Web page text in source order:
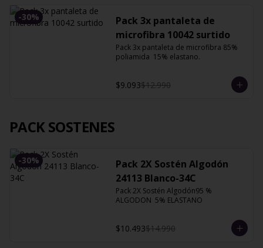
-30%
Pack 3x pantaleta de
microfibra 10042 surtido
Pack 3x pantaleta de microfibra 85%
poliamida  15% elastano.
$9.093$12.990
PACK SOSTENES
-30%
Pack 2X Sostén Algodón
24113 Blanco-34C
Pack 2X Sostén Algodón95 %
ALGODON  5% ELASTANO
$10.493$14.990